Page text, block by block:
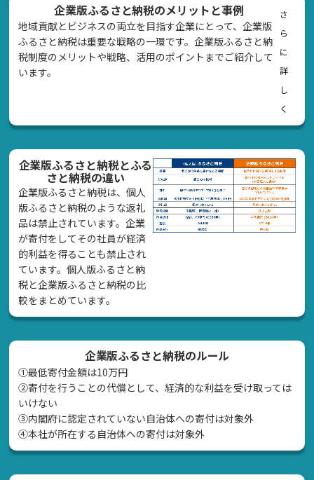
企業版ふるさと納税のメリットと事例
地域貢献とビジネスの両立を目指す企業にとって、企業版
ふるさと納税は重要な戦略の一環です。企業版ふるさと納
税制度のメリットや戦略、活用のポイントまでご紹介して
います。
さ
ら
に
詳
し
く
企業版ふるさと納税とふる
さと納税の違い
企業版ふるさと納税は、個人
版ふるさと納税のような返礼
品は禁止されています。企業
が寄付をしてその社員が経済
的利益を得ることも禁止され
ています。個人版ふるさと納
税と企業版ふるさと納税の比
較をまとめています。
企業版ふるさと納税のルール
①最低寄付金額は10万円
②寄付を行うことの代償として、経済的な利益を受け取っては
いけない
➂内閣府に認定されていない自治体への寄付は対象外
④本社が所在する自治体への寄付は対象外